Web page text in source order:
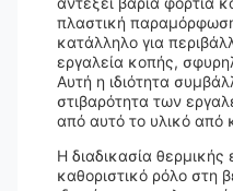
πλαστική
κατάλληλο για
εργαλεία κοπής,
Αυτή η ιδιότητα
στιβαρότητα των
από αυτό το υλικό από
Η διαδικασία θερμικής
καθοριστικό ρόλο στη